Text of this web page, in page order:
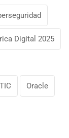
Digital 2025
Oracle